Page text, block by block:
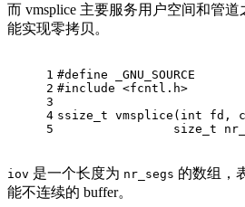
而 vmsplice 主要服务用户空间和管
能实现零拷贝。
1
2
3
4
5
#define
#include <fcntl.h>
ssize_t vmsplice( int fd,
size_t
iov 是一个长度为 nr_segs 的数组，
能不连续的 buffer。